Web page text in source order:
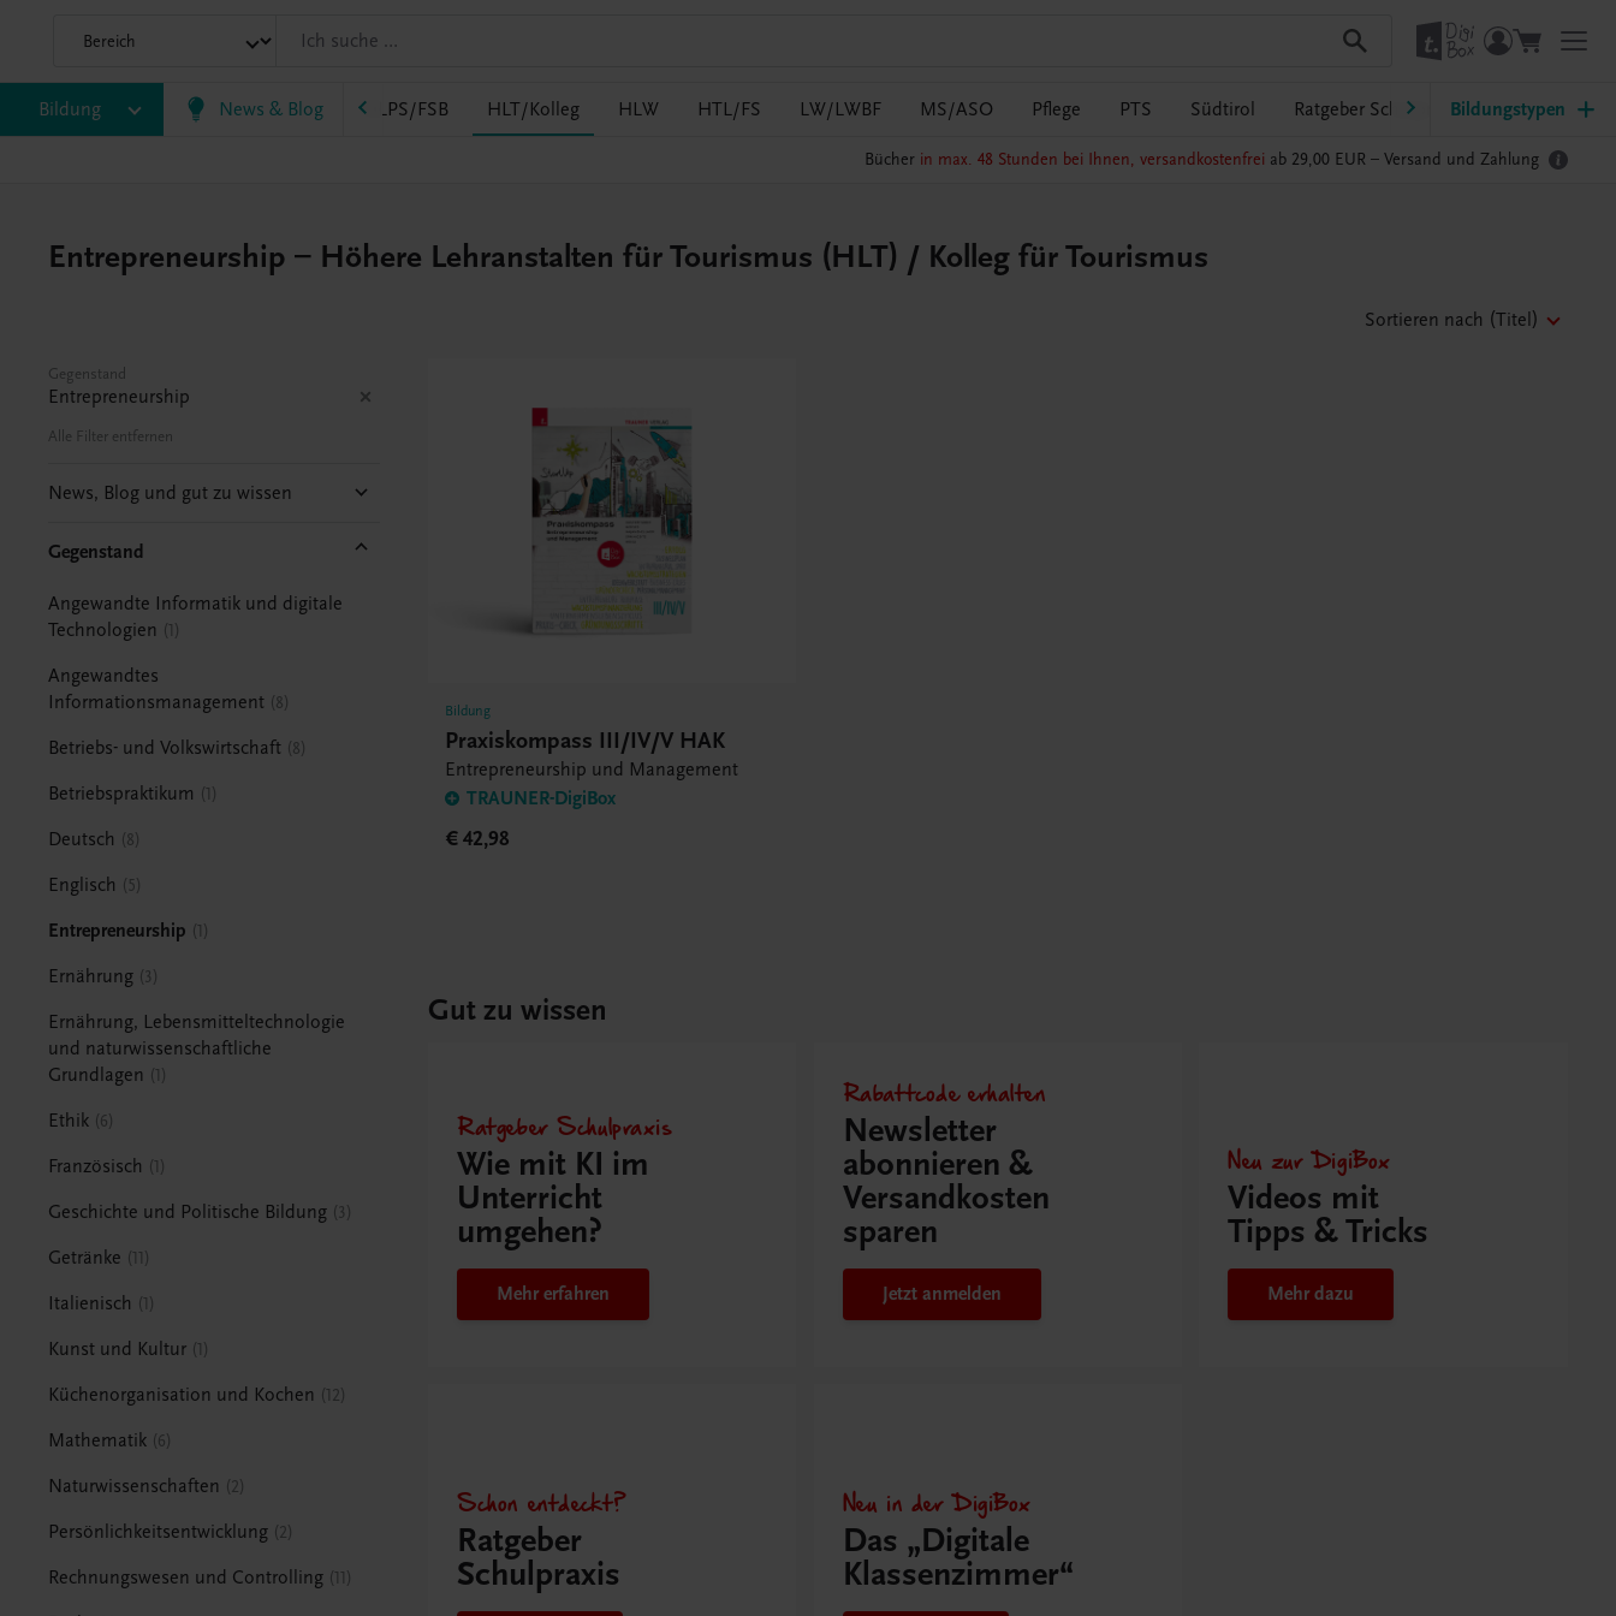
Bildung News & Blog
HAS HF/TFS HLM/HLK HLPS/FSB HLT/Kolleg HLW HTL/FS LW/LWBF MS/ASO Pflege PTS Südtirol Ratgeber Schulpraxis TRAUNER-
Bildungstypen
Bücher in max. 48 Stunden bei Ihnen, versandkostenfrei ab 29,00 EUR – Versand und Zahlung
Entrepreneurship – Höhere Lehranstalten für Tourismus (HLT) / Kolleg für Tourismus
Sortieren nach (Titel)
Gegenstand
Entrepreneurship
Alle Filter entfernen
News, Blog und gut zu wissen
Gegenstand
Angewandte Informatik und digitale
Technologien
1
Angewandtes
Informationsmanagement 8
Betriebs- und Volkswirtschaft 8
Betriebspraktikum 1
Deutsch 8
Englisch 5
Entrepreneurship 1
Ernährung 3
Ernährung, Lebensmitteltechnologie
und naturwissenschaftliche
Grundlagen
1
Ethik 6
Französisch 1
Geschichte und Politische Bildung 3
Getränke 11
Italienisch 1
Kunst und Kultur 1
Küchenorganisation und Kochen 12
Mathematik 6
Naturwissenschaften 2
Persönlichkeitsentwicklung 2
Rechnungswesen und Controlling 11
Bildung
Praxiskompass III/IV/V HAK
Entrepreneurship und Management
TRAUNER-DigiBox
€ 42,98
Gut zu wissen
Ratgeber Schulpraxis
Wie mit KI im
Unterricht
umgehen?
Mehr erfahren
Rabattcode erhalten
Newsletter
abonnieren &
Versandkosten
sparen
Jetzt anmelden
Neu zur DigiBox
Videos mit
Tipps & Tricks
Mehr dazu
Schon entdeckt?
Ratgeber
Schulpraxis
Neu in der DigiBox
Das „Digitale
Klassenzimmer“